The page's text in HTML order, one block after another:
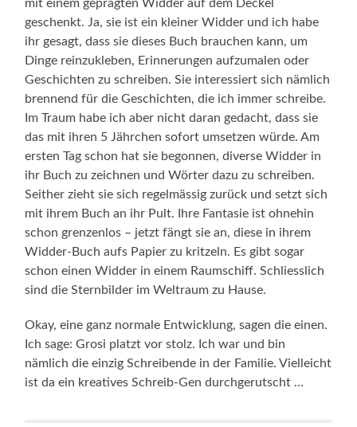
mit einem geprägten Widder auf dem Deckel
geschenkt. Ja, sie ist ein kleiner Widder und ich habe
ihr gesagt, dass sie dieses Buch brauchen kann, um
Dinge reinzukleben, Erinnerungen aufzumalen oder
Geschichten zu schreiben. Sie interessiert sich nämlich
brennend für die Geschichten, die ich immer schreibe.
Im Traum habe ich aber nicht daran gedacht, dass sie
das mit ihren 5 Jährchen sofort umsetzen würde. Am
ersten Tag schon hat sie begonnen, diverse Widder in
ihr Buch zu zeichnen und Wörter dazu zu schreiben.
Seither zieht sie sich regelmässig zurück und setzt sich
mit ihrem Buch an ihr Pult. Ihre Fantasie ist ohnehin
schon grenzenlos – jetzt fängt sie an, diese in ihrem
Widder-Buch aufs Papier zu kritzeln. Es gibt sogar
schon einen Widder in einem Raumschiff. Schliesslich
sind die Sternbilder im Weltraum zu Hause.
Okay, eine ganz normale Entwicklung, sagen die einen.
Ich sage: Grosi platzt vor stolz. Ich war und bin
nämlich die einzig Schreibende in der Familie. Vielleicht
ist da ein kreatives Schreib-Gen durchgerutscht …